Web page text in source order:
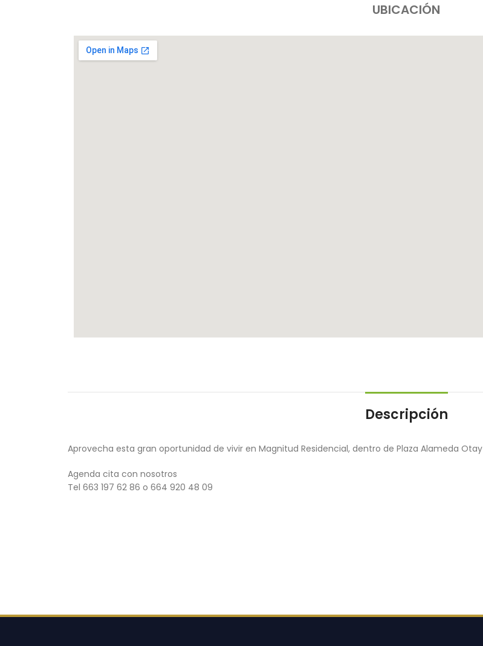
UBICACIÓN
Descripción
Aprovecha esta gran oportunidad de vivir en Magnitud Residencial, dentro de Plaza Alameda Otay
Agenda cita con nosotros
Tel 663 197 62 86 o 664 920 48 09